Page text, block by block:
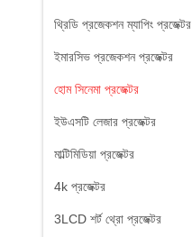
থ্রিডি প্রজেকশন ম্যাপিং প্রজেক্টর
ইমারসিভ প্রজেকশন প্রজেক্টর
হোম সিনেমা প্রজেক্টর
ইউএসটি লেজার প্রজেক্টর
মাল্টিমিডিয়া প্রজেক্টর
4k প্রজেক্টর
3LCD শর্ট থ্রো প্রজেক্টর